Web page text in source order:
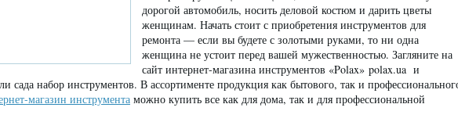
дорогой автомобиль, носить деловой костюм и дарить цветы
женщинам. Начать стоит с приобретения инструментов для
ремонта — если вы будете с золотыми руками, то ни одна
женщина не устоит перед вашей мужественностью. Загляните на
сайт интернет-магазина инструментов «Polax» polax.ua и
сада набор инструментов. В ассортименте продукция как бытового, так и
магазин инструмента можно купить все как для дома, так и для профессиональной